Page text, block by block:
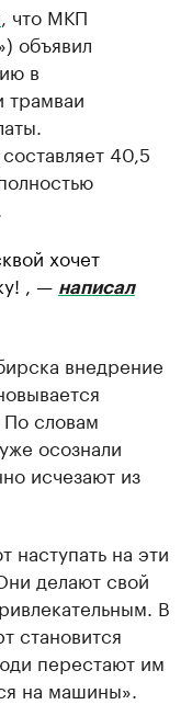
, что МКП
объявил
в
трамваи
40,5
хочет
, — написал
внедрение
словам
осознали
исчезают из
наступать на эти
делают свой
В
становится
перестают им
на машины».